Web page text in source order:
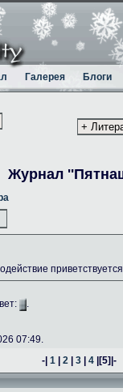
Галерея Блоги
Журнал
.
07:49.
-|1 |2 |3 |4 |[5]|-